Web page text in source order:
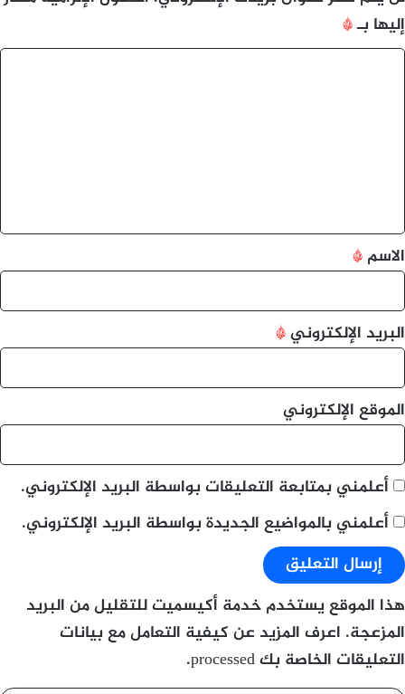
إليها بـ*
ق
*
الاسم *
البريد الإلكتروني*
الموقع الإلكتروني
أعلمني بمتابعة التعليقات بواسطة البريد الإلكتروني.
أعلمني بالمواضيع الجديدة بواسطة البريد الإلكتروني.
هذا الموقع يستخدم خدمة أكيسميت للتقليل من البريد
المزعجة. اعرف المزيد عن كيفية التعامل مع بيانات
التعليقات الخاصة بك processed
.